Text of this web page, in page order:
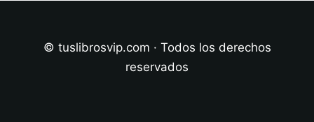
© tuslibrosvip.com · Todos los derechos
reservados